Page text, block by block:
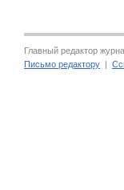
Главный редактор
Письмо редактору |